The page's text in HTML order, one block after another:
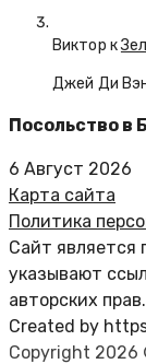
Виктор к
Джей Ди
Посольство в
6 Август 2026
Карта сайта
Политика
Сайт является
указывают
авторских прав.
Created by
Copyright 2026